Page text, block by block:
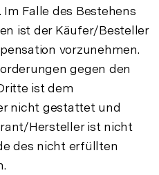
Falle des Bestehens
ist der Käufer/Besteller
vorzunehmen.
gegen den
ist dem
nicht gestattet und
Hersteller ist nicht
des nicht erfüllten